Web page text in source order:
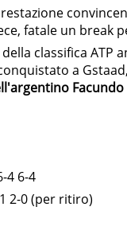
fatale un break
classifica
a
Facundo
4 6-4
2-0 (per ritiro)